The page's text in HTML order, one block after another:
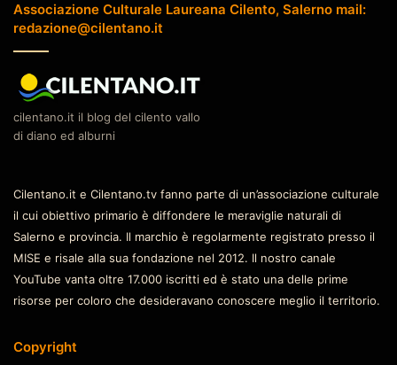
Associazione Culturale Laureana Cilento, Salerno mail:
redazione@cilentano.it
cilentano.it il blog del cilento vallo
di diano ed alburni
Cilentano.it e Cilentano.tv fanno parte di un’associazione culturale
il cui obiettivo primario è diffondere le meraviglie naturali di
Salerno e provincia. Il marchio è regolarmente registrato presso il
MISE e risale alla sua fondazione nel 2012. Il nostro canale
YouTube vanta oltre 17.000 iscritti ed è stato una delle prime
risorse per coloro che desideravano conoscere meglio il territorio.
Copyright